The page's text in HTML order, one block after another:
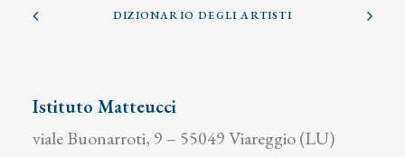
DIZIONARIO DEGLI ARTISTI
Istituto Matteucci
viale Buonarroti, 9 – 55049 Viareggio (LU)